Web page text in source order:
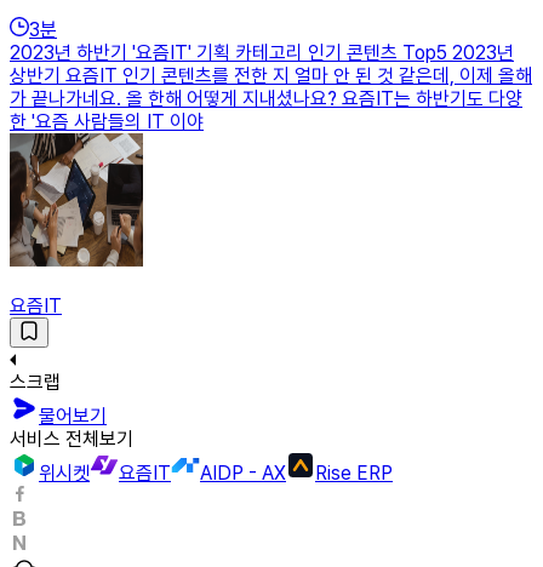
3분
2023년 하반기 '요즘IT' 기획 카테고리 인기 콘텐츠 Top5 2023년
상반기 요즘IT 인기 콘텐츠를 전한 지 얼마 안 된 것 같은데, 이제 올해
가 끝나가네요. 올 한해 어떻게 지내셨나요? 요즘IT는 하반기도 다양
한 '요즘 사람들의 IT 이야
요즘IT
스크랩
물어보기
서비스 전체보기
위시켓
요즘IT AIDP - AX Rise ERP